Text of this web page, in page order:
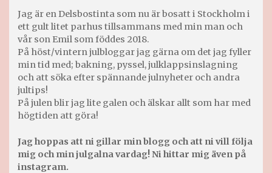
Jag är en Delsbostinta som nu är bosatt i Stockholm i
ett gult litet parhus tillsammans med min man och
vår son Emil som föddes 2018.
På höst/vintern julbloggar jag gärna om det jag fyller
min tid med; bakning, pyssel, julklappsinslagning
och att söka efter spännande julnyheter och andra
jultips!
På julen blir jag lite galen och älskar allt som har med
högtiden att göra!
Jag hoppas att ni gillar min blogg och att ni vill följa
mig och min julgalna vardag! Ni hittar mig även på
instagram.